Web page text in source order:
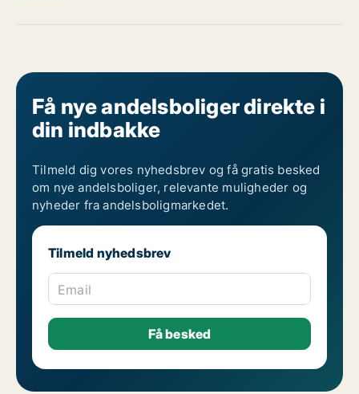
Få nye andelsboliger direkte i
din indbakke
Tilmeld dig vores nyhedsbrev og få gratis besked
om nye andelsboliger, relevante muligheder og
nyheder fra andelsboligmarkedet.
Tilmeld nyhedsbrev
Email